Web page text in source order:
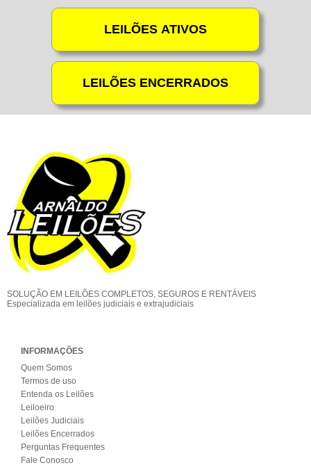
SOLUÇÃO EM LEILÕES COMPLETOS, SEGUROS E RENTÁVEIS
Especializada em leilões judiciais e extrajudiciais
INFORMAÇÕES
Quem Somos
Termos de uso
Entenda os Leilões
Leiloeiro
Leilões Judiciais
Leilões Encerrados
Perguntas Frequentes
Fale Conosco